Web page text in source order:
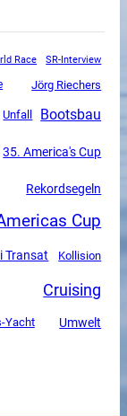
Race SR-Interview
Jörg Riechers
Unfall Bootsbau
35. America's Cup
Rekordsegeln
Cup
Transat Kollision
Cruising
Yacht Umwelt